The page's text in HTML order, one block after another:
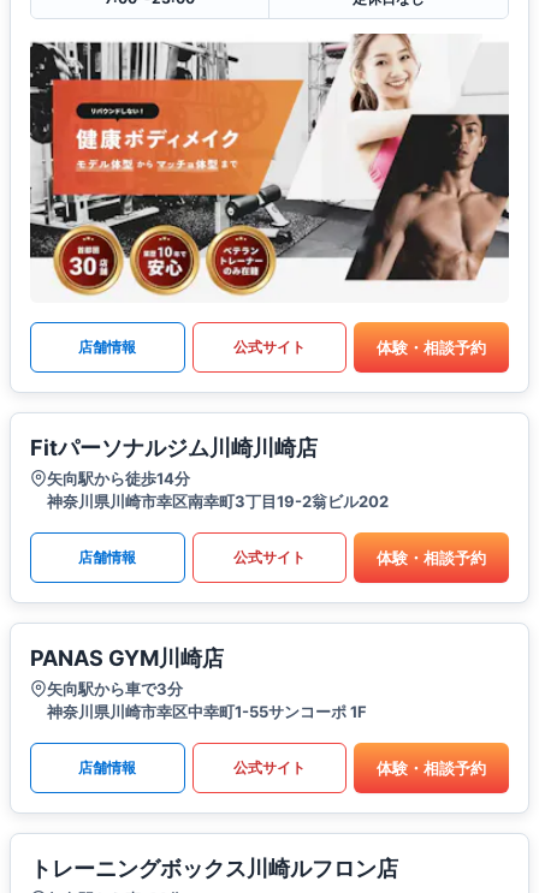
店舗情報 公式サイト 体験・相談予約
Fitパーソナルジム川崎川崎店
矢向駅から徒歩14分
神奈川県川崎市幸区南幸町3丁目19-2翁ビル202
店舗情報 公式サイト 体験・相談予約
PANAS GYM川崎店
矢向駅から車で3分
神奈川県川崎市幸区中幸町1-55サンコーポ 1F
店舗情報 公式サイト 体験・相談予約
トレーニングボックス川崎ルフロン店